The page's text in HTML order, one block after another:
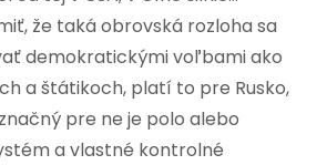
že taká obrovská rozloha sa
demokratickými voľbami ako
a štátikoch, platí to pre Rusko,
pre ne je polo alebo
a vlastné kontrolné